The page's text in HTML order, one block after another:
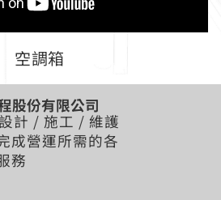
空調箱
股份有限公司
計 / 施工 / 維護
成營運所需的各
務